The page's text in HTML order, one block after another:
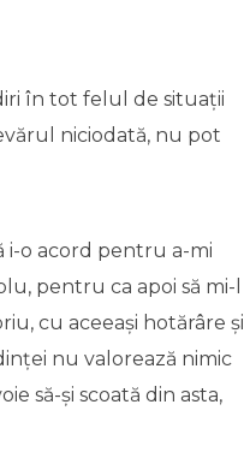
în tot felul de situații
niciodată, nu pot
i-o acord pentru a-mi
pentru ca apoi să mi-l
cu aceeași hotărâre și
nu valorează nimic
să-și scoată din asta,